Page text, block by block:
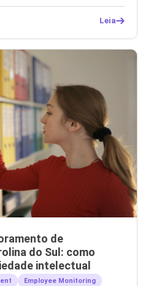
Leia
de
do Sul: como
intelectual
Employee Monitoring